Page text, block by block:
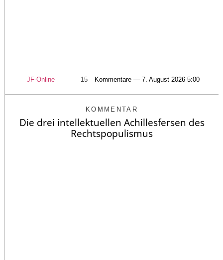
JF-Online 15 Kommentare — 7. August 2026 5:00
KOMMENTAR
Die drei intellektuellen Achillesfersen des
Rechtspopulismus